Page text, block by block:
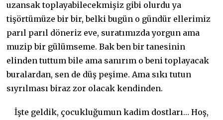
uzansak toplayabilecekmişiz gibi olurdu ya
tişörtümüze bir bir, belki bugün o gündür ellerimiz
parıl parıl döneriz eve, suratımızda yorgun ama
muzip bir gülümseme. Bak ben bir tanesinin
elinden tuttum bile ama sanırım o beni toplayacak
buralardan, sen de düş peşime. Ama sıkı tutun
sıyrılması biraz zor olacak kendinden.
İşte geldik, çocukluğumun kadim dostları… Hoş,